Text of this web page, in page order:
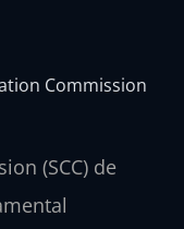
Commission
(SCC) de